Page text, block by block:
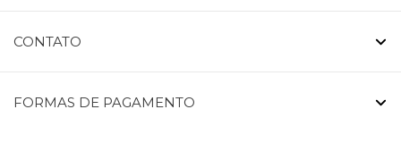
CONTATO
FORMAS DE PAGAMENTO